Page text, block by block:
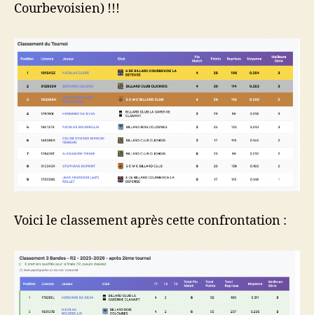
Courbevoisien) !!!
Voici le classement après cette confrontation :